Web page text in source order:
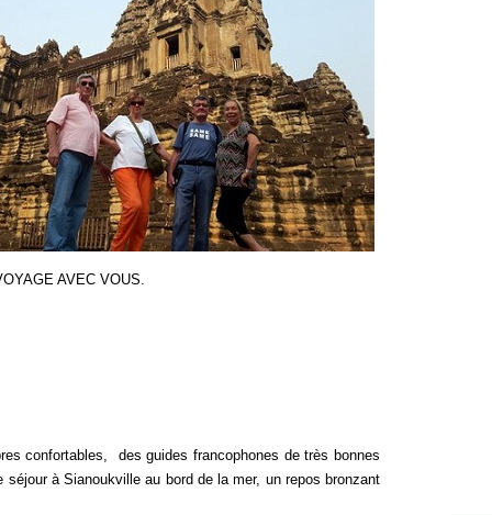
AVEC VOUS.
confortables, des guides francophones de très bonnes
à Sianoukville au bord de la mer, un repos bronzant